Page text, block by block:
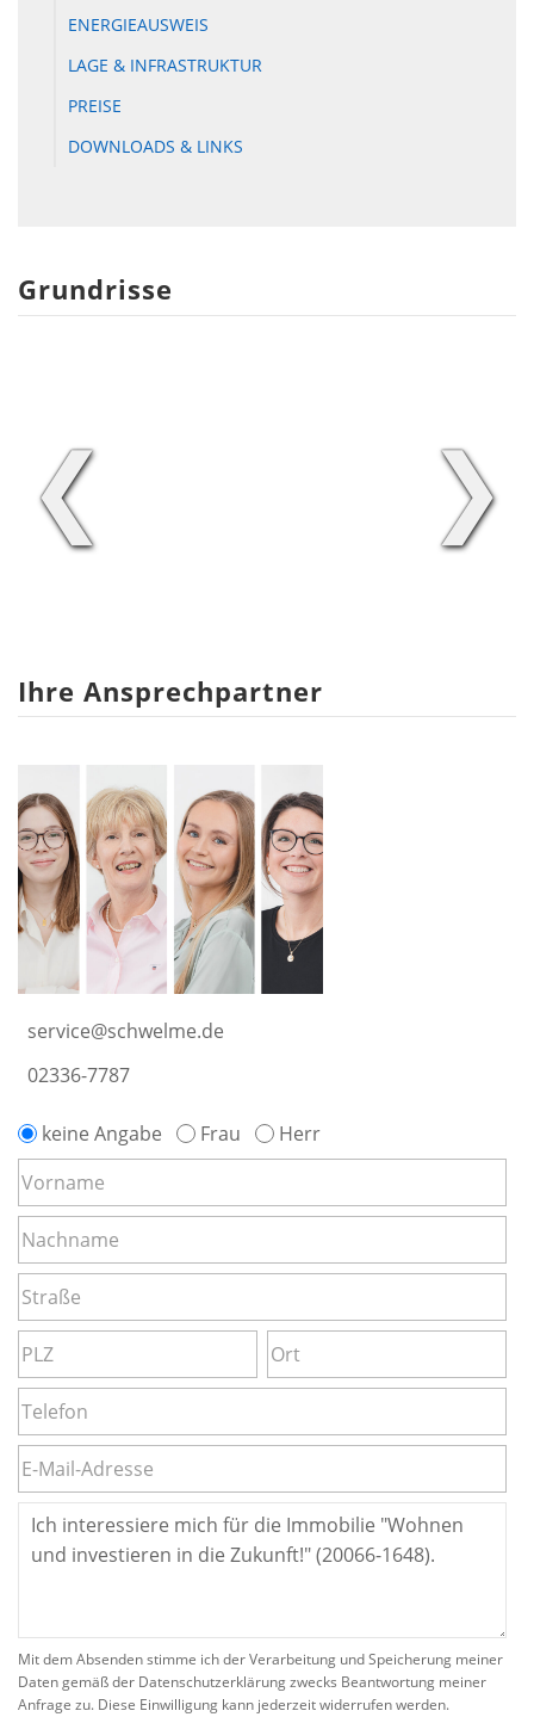
ENERGIEAUSWEIS
LAGE & INFRASTRUKTUR
PREISE
DOWNLOADS & LINKS
Grundrisse
❮ ❯
Ihre Ansprechpartner
service@schwelme.de
02336-7787
keine Angabe Frau Herr
Mit dem Absenden stimme ich der Verarbeitung und Speicherung meiner
Daten gemäß der Datenschutzerklärung zwecks Beantwortung meiner
Anfrage zu. Diese Einwilligung kann jederzeit widerrufen werden.